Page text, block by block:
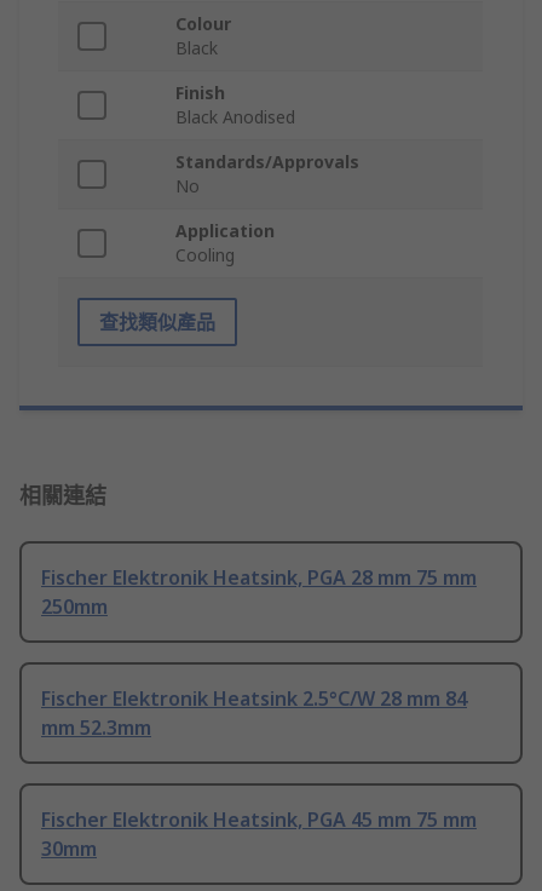
Colour
Black
Finish
Black Anodised
Standards/Approvals
No
Application
Cooling
查找類似產品
相關連結
Fischer Elektronik Heatsink, PGA 28 mm 75 mm
250mm
Fischer Elektronik Heatsink 2.5°C/W 28 mm 84
mm 52.3mm
Fischer Elektronik Heatsink, PGA 45 mm 75 mm
30mm